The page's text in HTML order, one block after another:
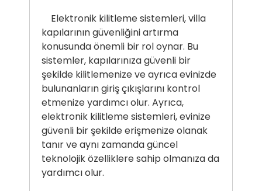
Elektronik kilitleme sistemleri, villa
kapılarının güvenliğini artırma
konusunda önemli bir rol oynar. Bu
sistemler, kapılarınıza güvenli bir
şekilde kilitlemenize ve ayrıca evinizde
bulunanların giriş çıkışlarını kontrol
etmenize yardımcı olur. Ayrıca,
elektronik kilitleme sistemleri, evinize
güvenli bir şekilde erişmenize olanak
tanır ve aynı zamanda güncel
teknolojik özelliklere sahip olmanıza da
yardımcı olur.